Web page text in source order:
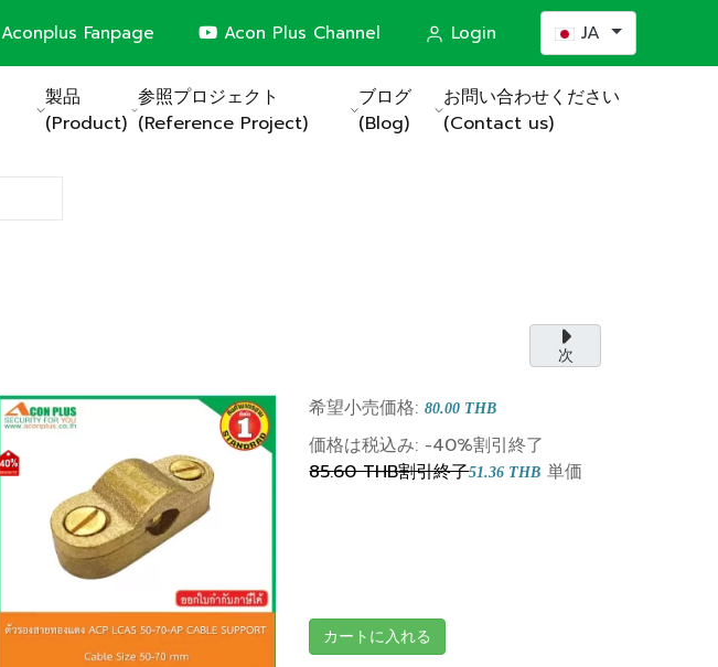
Aconplus Fanpage Acon Plus Channel Login あなたが使う言語を選
JA
製品
(Product)
参照プロジェクト
(Reference Project)
ブログ
(Blog)
お問い合わせください
(Contact us)
次
希望小売価格: 80.00 THB
価格は税込み: -40%割引終了
85.60 THB割引終了51.36 THB 単価
カートに入れる